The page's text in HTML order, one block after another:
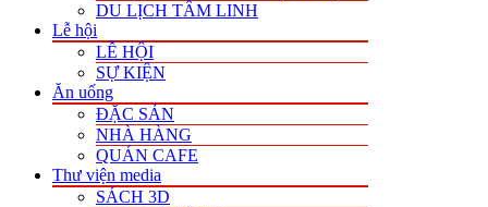
DU LỊCH TÂM LINH
Lễ hội
LỄ HỘI
SỰ KIỆN
Ăn uống
ĐẶC SẢN
NHÀ HÀNG
QUÁN CAFE
Thư viện media
SÁCH 3D